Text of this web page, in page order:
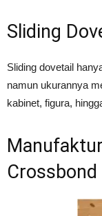
Sliding
Sliding dovetail
namun ukurannya
kabinet, figura,
Crossbond